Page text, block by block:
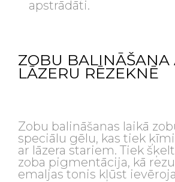
apstrādāti.
ZOBU BALINĀŠANA
LĀZERU RĒZEKNĒ
Zobu balināšanas laikā
speciālu gēlu, kas tiek
ar lāzera stariem. Tiek
zoba pigmentācija, kā
emaljas tonis kļūst